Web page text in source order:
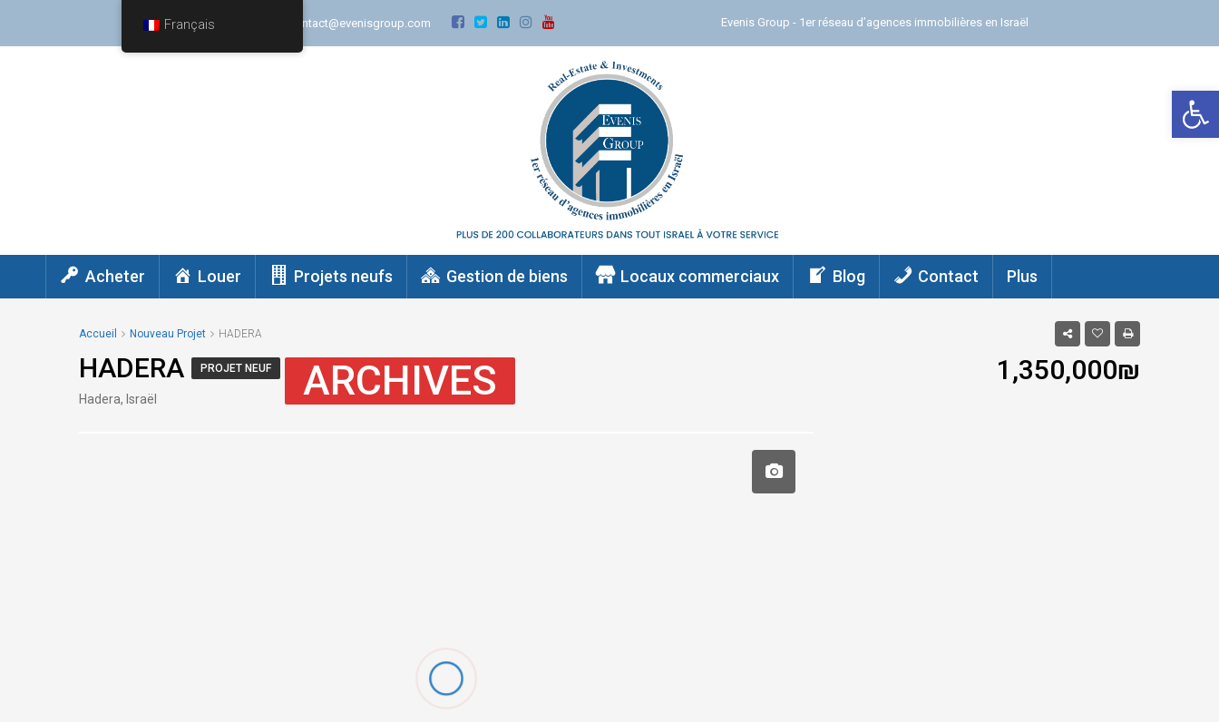
+(972) 747571578 contact@evenisgroup.com Evenis Group - 1er réseau d’agences immobilières en Israël
Acheter Louer Projets neufs Gestion de biens Locaux commerciaux Blog Contact Plus
Accueil Nouveau Projet HADERA
HADERA PROJET NEUF ARCHIVES
Hadera, Israël
1,350,000₪
Français